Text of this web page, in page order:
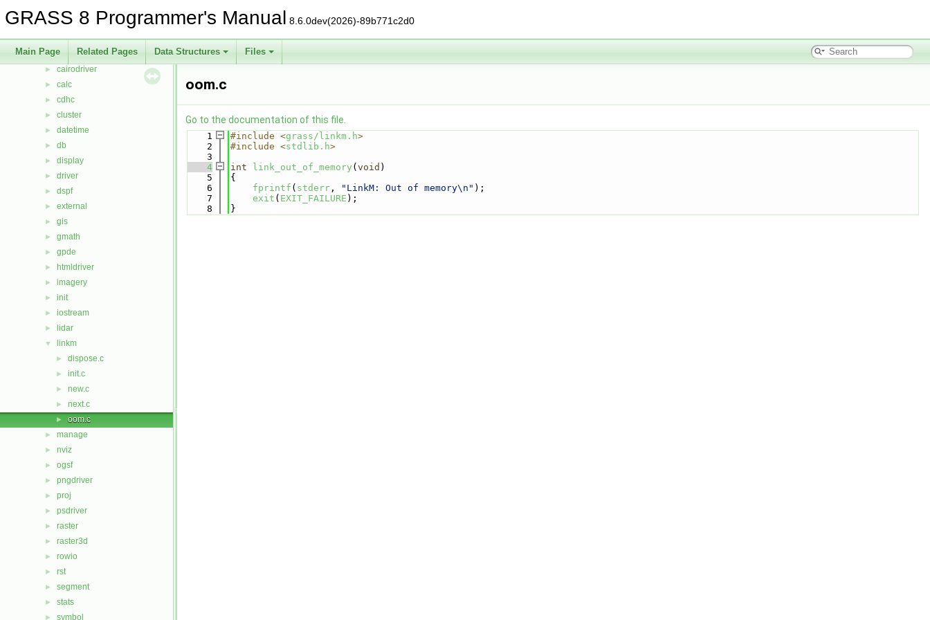
GRASS 8 Programmer's Manual 8.6.0dev(2026)-89b771c2d0
Main Page Related Pages Data Structures Files
► bitmap
► btree
► btree2
► cairodriver
► calc
► cdhc
► cluster
► datetime
► db
► display
► driver
► dspf
► external
► gis
► gmath
► gpde
► htmldriver
► imagery
► init
► iostream
► lidar
▼ linkm
► dispose.c
► init.c
► new.c
► next.c
► oom.c
► manage
► nviz
► ogsf
► pngdriver
► proj
► psdriver
► raster
► raster3d
► rowio
► rst
► segment
► stats
► symbol
oom.c
Go to the documentation of this file.
    1
#include <grass/linkm.h>
    2
#include <stdlib.h>
    3
    4
int link_out_of_memory ( void )
    5
{
    6
fprintf ( stderr , "LinkM: Out of memory\n" );
    7
exit ( EXIT_FAILURE );
    8
}